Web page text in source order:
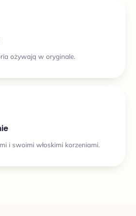
ożywają w oryginale.
i swoimi włoskimi korzeniami.